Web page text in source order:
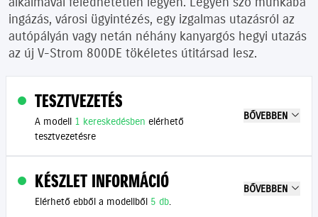
ingázás, városi ügyintézés, egy izgalmas utazásról az
autópályán vagy netán néhány kanyargós hegyi utazás
az új V-Strom 800DE tökéletes útitársad lesz.
TESZTVEZETÉS
A modell 1 kereskedésben elérhető
tesztvezetésre
BŐVEBBEN
KÉSZLET INFORMÁCIÓ
Elérhető ebből a modellből 5 db.
BŐVEBBEN